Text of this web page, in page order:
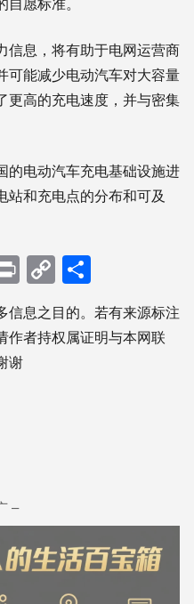
信息，将有助于电网运营商
可能减少电动汽车对大容量
更高的充电速度，并与密集
的电动汽车充电基础设施进
站和充电点的分布和可及
PrintCopy
Link享
信息之目的。若有来源标注
作者持权属证明与本网联
谢
–